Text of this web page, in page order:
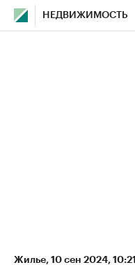
НЕДВИЖИМОСТЬ
Жилье⁠, 10 сен 2024, 10:21